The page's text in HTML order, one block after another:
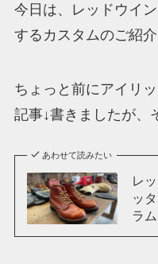
今日は、レッドウイ
するカスタムのご紹介
ちょっと前にアイリ
記事↓書きましたが、
あわせて読みたい
レ
ッ
ラ